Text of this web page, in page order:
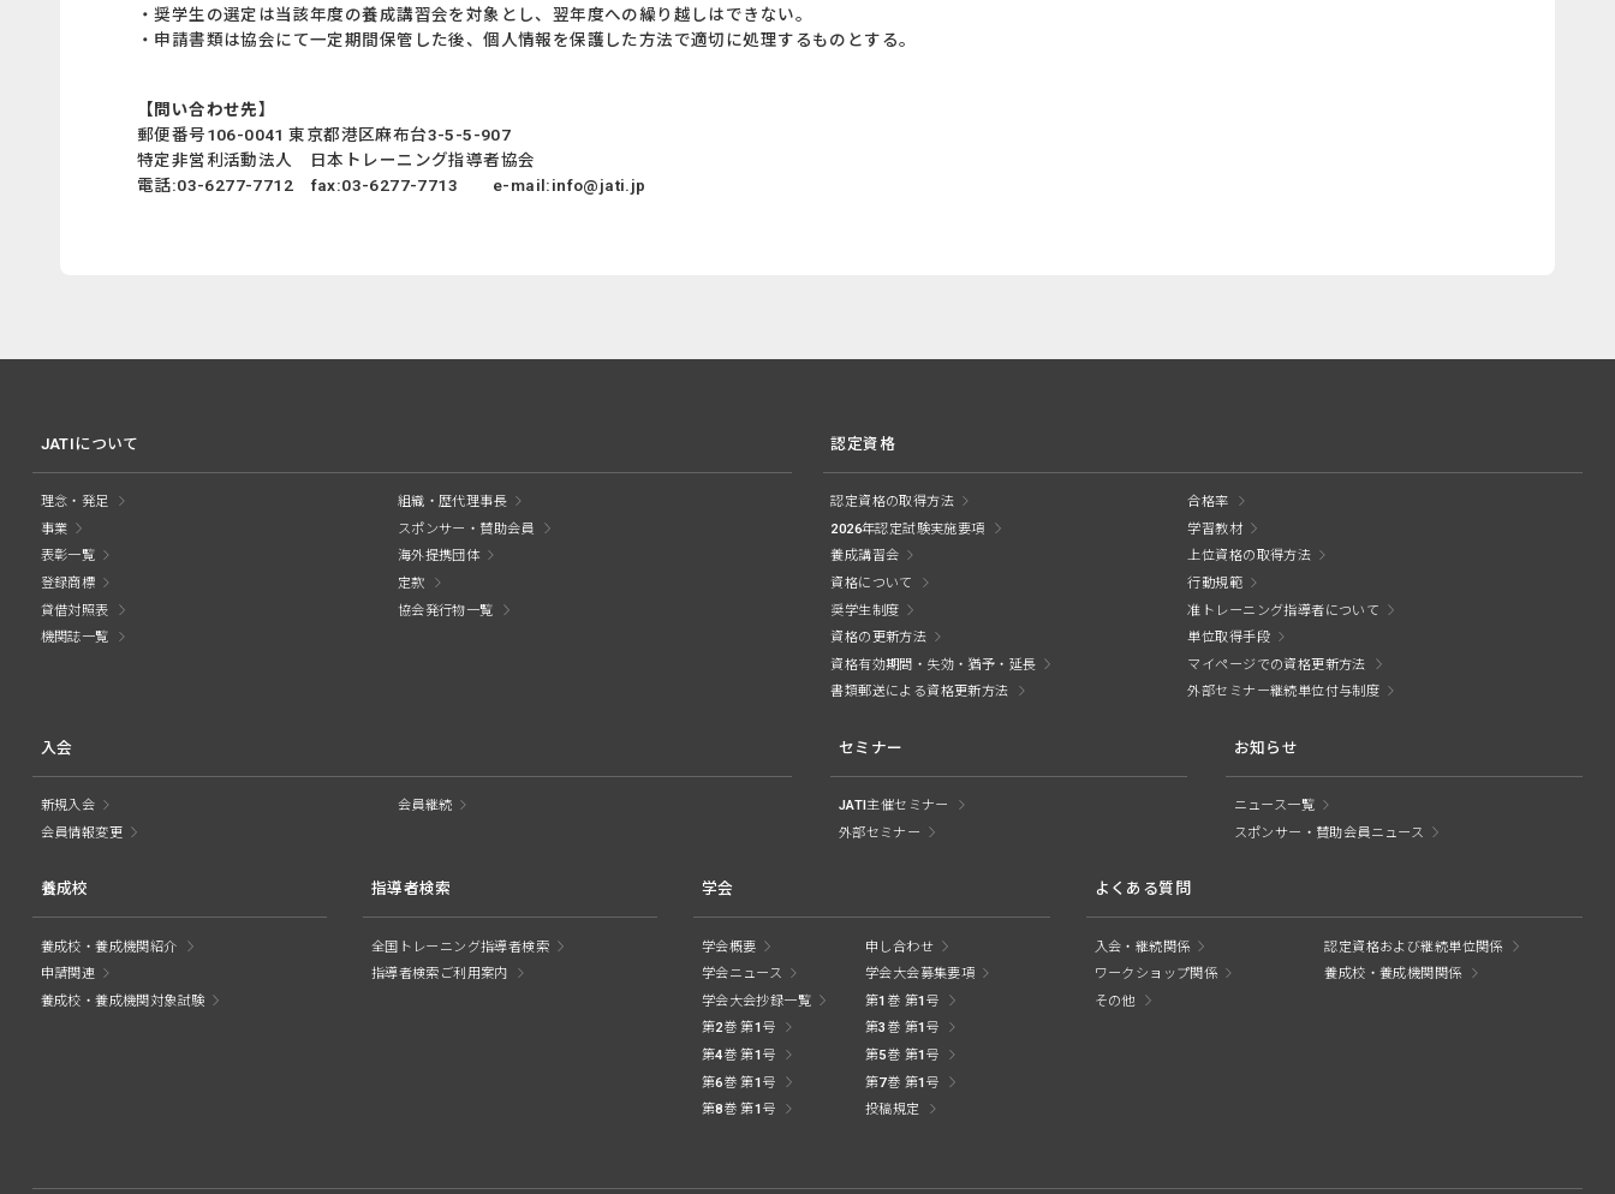
・奨学生の選定は当該年度の養成講習会を対象とし、翌年度への繰り越しはできない。
・申請書類は協会にて一定期間保管した後、個人情報を保護した方法で適切に処理するものとする。
【問い合わせ先】
郵便番号106-0041 東京都港区麻布台3-5-5-907
特定非営利活動法人 日本トレーニング指導者協会
電話:03-6277-7712 fax:03-6277-7713 e-mail:info@jati.jp
JATIについて
理念・発足
組織・歴代理事長
事業
スポンサー・賛助会員
表彰一覧
海外提携団体
登録商標
定款
貸借対照表
協会発行物一覧
機関誌一覧
認定資格
認定資格の取得方法
合格率
2026年認定試験実施要項
学習教材
養成講習会
上位資格の取得方法
資格について
行動規範
奨学生制度
准トレーニング指導者について
資格の更新方法
単位取得手段
資格有効期間・失効・猶予・延長
マイページでの資格更新方法
書類郵送による資格更新方法
外部セミナー継続単位付与制度
入会
新規入会
会員継続
会員情報変更
セミナー
JATI主催セミナー
外部セミナー
お知らせ
ニュース一覧
スポンサー・賛助会員ニュース
養成校
養成校・養成機関紹介
申請関連
養成校・養成機関対象試験
指導者検索
全国トレーニング指導者検索
指導者検索ご利用案内
学会
学会概要
申し合わせ
学会ニュース
学会大会募集要項
学会大会抄録一覧
第1巻 第1号
第2巻 第1号
第3巻 第1号
第4巻 第1号
第5巻 第1号
第6巻 第1号
第7巻 第1号
第8巻 第1号
投稿規定
よくある質問
入会・継続関係
認定資格および継続単位関係
ワークショップ関係
養成校・養成機関関係
その他